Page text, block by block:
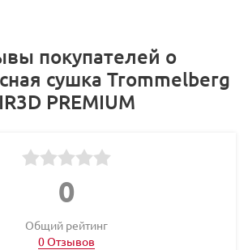
покупателей о
сушка Trommelberg
IR3D PREMIUM
0
Общий рейтинг
0 Отзывов